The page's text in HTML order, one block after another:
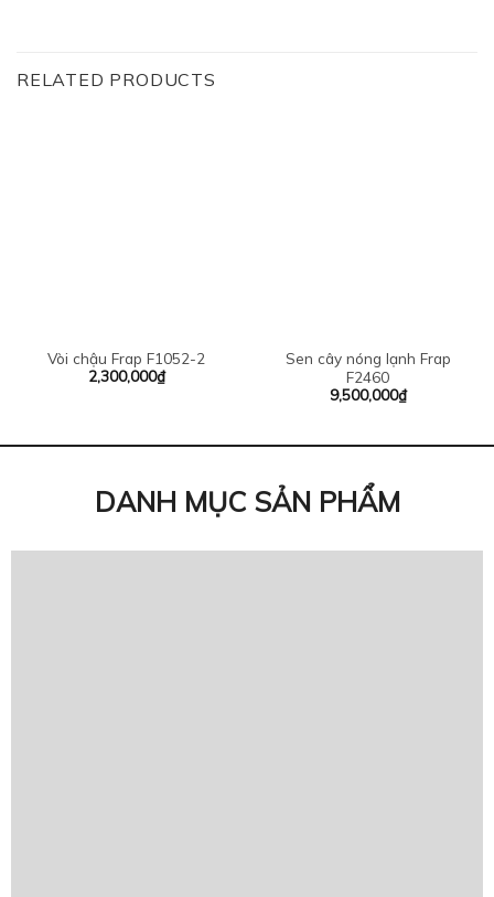
RELATED PRODUCTS
Vòi chậu Frap F1052-2
2,300,000₫
Sen cây nóng lạnh Frap
F2460
9,500,000₫
DANH MỤC SẢN PHẨM